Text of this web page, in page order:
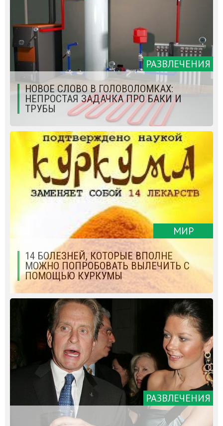
РАЗВЛЕЧЕНИЯ
НОВОЕ СЛОВО В ГОЛОВОЛОМКАХ:
НЕПРОСТАЯ ЗАДАЧКА ПРО БАКИ И
ТРУБЫ
МИР
14 БОЛЕЗНЕЙ, КОТОРЫЕ ВПОЛНЕ
МОЖНО ПОПРОБОВАТЬ ВЫЛЕЧИТЬ С
ПОМОЩЬЮ КУРКУМЫ
РАЗВЛЕЧЕНИЯ